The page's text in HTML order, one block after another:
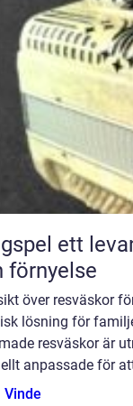
mellan tradition
förnyelse
över resväskor
lösning för
resväskor är
anpassade för
Vinde